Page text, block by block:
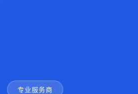
专业服务商